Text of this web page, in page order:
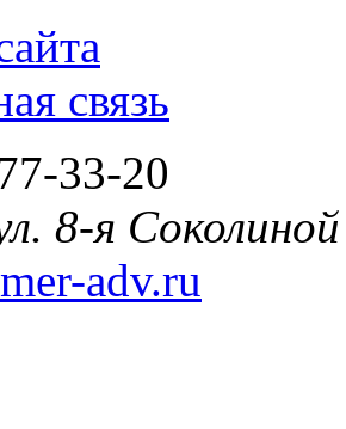
связь
33-20
8-я
adv.ru